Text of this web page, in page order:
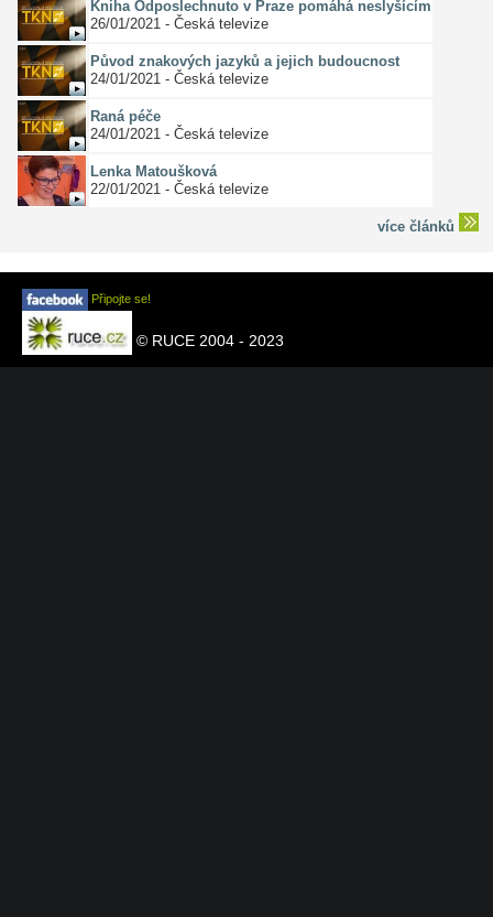
Kniha Odposlechnuto v Praze pomáhá neslyšícím
26/01/2021 - Česká televize
Původ znakových jazyků a jejich budoucnost
24/01/2021 - Česká televize
Raná péče
24/01/2021 - Česká televize
Lenka Matoušková
22/01/2021 - Česká televize
více článků
Připojte se!
© RUCE 2004 - 2023